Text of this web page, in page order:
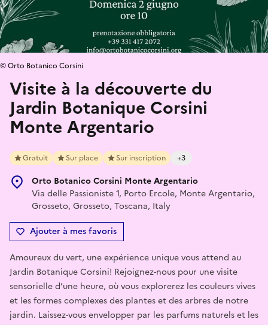
Visite à la découverte du
Jardin Botanique Corsini
Monte Argentario
Gratuit Sur place Sur inscription +3
Orto Botanico Corsini Monte Argentario
Via delle Passioniste 1, Porto Ercole, Monte Argentario,
Grosseto, Grosseto, Toscana, Italy
Ajouter à mes favoris
© Orto Botanico Corsini
Amoureux du vert, une expérience unique vous attend au
Jardin Botanique Corsini! Rejoignez-nous pour une visite
sensorielle d’une heure, où vous explorerez les couleurs vives
et les formes complexes des plantes et des arbres de notre
jardin. Laissez-vous envelopper par les parfums naturels et les